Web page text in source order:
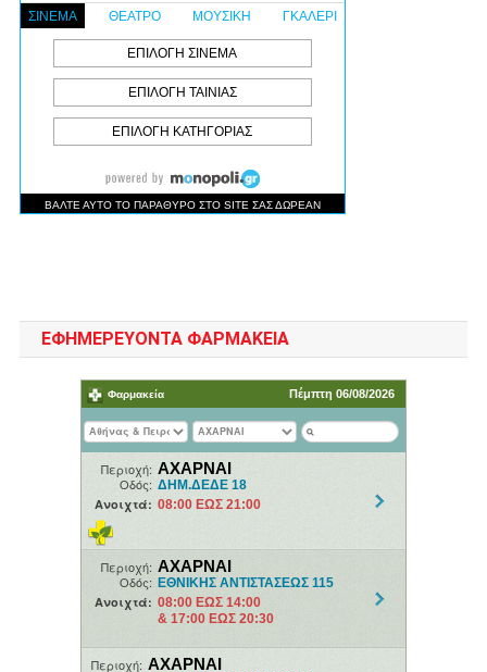
ΕΦΗΜΕΡΕΥΟΝΤΑ ΦΑΡΜΑΚΕΙΑ